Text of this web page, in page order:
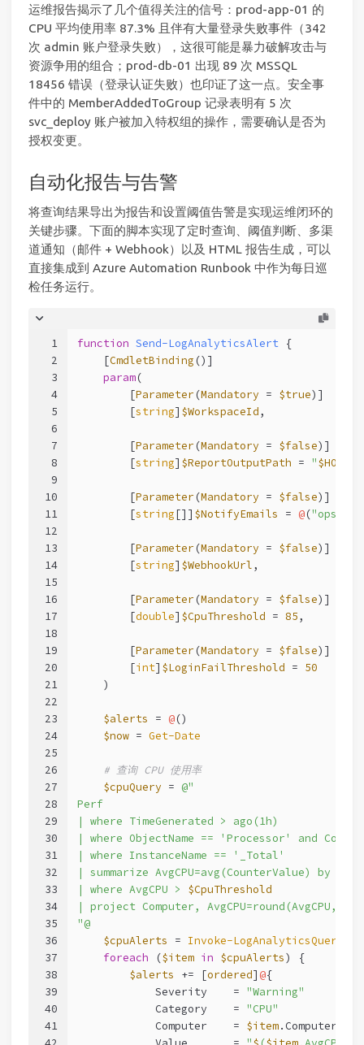
运维报告揭示了几个值得关注的信号：prod-app-01 的
CPU 平均使用率 87.3% 且伴有大量登录失败事件（342
次 admin 账户登录失败），这很可能是暴力破解攻击与
资源争用的组合；prod-db-01 出现 89 次 MSSQL
18456 错误（登录认证失败）也印证了这一点。安全事
件中的 MemberAddedToGroup 记录表明有 5 次
svc_deploy 账户被加入特权组的操作，需要确认是否为
授权变更。
自动化报告与告警
将查询结果导出为报告和设置阈值告警是实现运维闭环的
关键步骤。下面的脚本实现了定时查询、阈值判断、多渠
道通知（邮件 + Webhook）以及 HTML 报告生成，可以
直接集成到 Azure Automation Runbook 中作为每日巡
检任务运行。
1
2
3
4
5
6
7
8
9
10
11
12
13
14
15
16
17
18
19
20
21
22
23
24
25
26
27
28
29
30
31
32
33
34
35
36
37
38
39
40
41
function Send-LogAnalyticsAlert {
[CmdletBinding ()]
param(
        [
Parameter (Mandatory = $true)]
        [
string] $WorkspaceId,
        [
Parameter (Mandatory = $false)]
        [
string] $ReportOutputPath = "$HOME
        [
Parameter (Mandatory = $false)]
        [
string[]] $NotifyEmails = @("ops-
        [
Parameter (Mandatory = $false)]
        [
string] $WebhookUrl,
        [
Parameter (Mandatory = $false)]
        [
double] $CpuThreshold = 85,
        [
Parameter (Mandatory = $false)]
        [
int] $LoginFailThreshold = 50
    )
$alerts = @()
$now = Get-Date
# 查询 CPU 使用率
$cpuQuery = @"
Perf
| where TimeGenerated > ago(1h)
| where ObjectName == 'Processor' and
| where InstanceName == '_Total'
| summarize AvgCPU=avg(CounterValue) by
| where AvgCPU > $CpuThreshold
| project Computer, AvgCPU=round(AvgCPU, 1)
"@
$cpuAlerts = Invoke-LogAnalyticsQuery
foreach ($item in $cpuAlerts) {
$alerts += [ordered] @{
            Severity    =
"Warning"
            Category    =
"CPU"
            Computer    =
$item.Computer